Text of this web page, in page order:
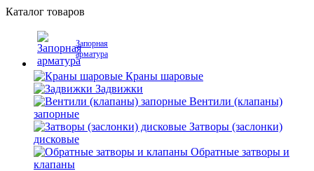
Каталог товаров
Запорная
арматура
Краны шаровые
Задвижки
Вентили (клапаны)
запорные
Затворы (заслонки)
дисковые
Обратные затворы и
клапаны